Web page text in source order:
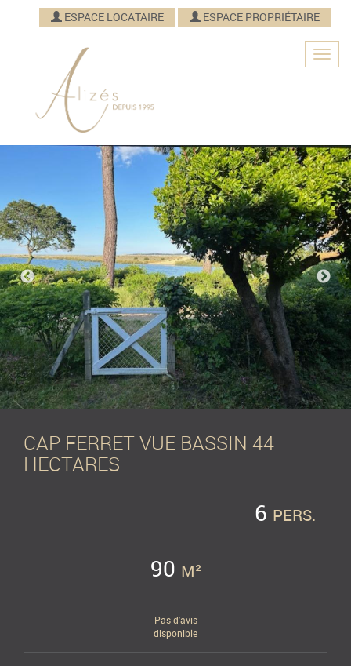
ESPACE LOCATAIRE ESPACE PROPRIÉTAIRE
CAP FERRET VUE BASSIN 44
HECTARES
6 PERS.
90 M²
Pas d'avis
disponible